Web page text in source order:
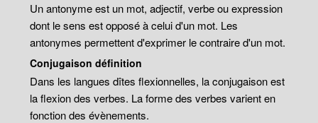
Un antonyme est un mot, adjectif, verbe ou expression
dont le sens est opposé à celui d'un mot. Les
antonymes permettent d'exprimer le contraire d'un mot.
Conjugaison définition
Dans les langues dîtes flexionnelles, la conjugaison est
la flexion des verbes. La forme des verbes varient en
fonction des évènements.